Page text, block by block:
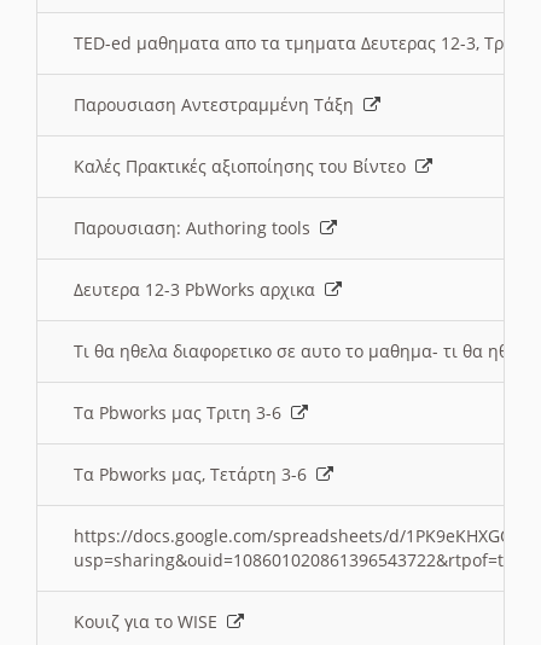
TED-ed μαθηματα απο τα τμηματα Δευτερας 12-3,
Παρουσιαση Αντεστραμμένη Τάξη
Καλές Πρακτικές αξιοποίησης του Βίντεο
Παρουσιαση: Authoring tools
Δευτερα 12-3 PbWorks αρχικα
Τι θα ηθελα διαφορετικο σε αυτο το μαθημα- τι θα
Τα Pbworks μας Τριτη 3-6
Τα Pbworks μας, Τετάρτη 3-6
https://docs.google.com/spreadsheets/d/
Κουιζ για το WISE